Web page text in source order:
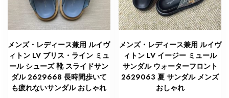
メンズ・レディース兼用 ルイヴ
ィトン LV ブリス・ライン ミュ
ール シューズ 靴 スライドサン
ダル 2629668 長時間歩いて
も疲れないサンダル おしゃれ
メンズ・レディース兼用 ルイヴ
ィトン LV イージー ミュール
サンダル ウォーターフロント
2629063 夏 サンダル メンズ
おしゃれ